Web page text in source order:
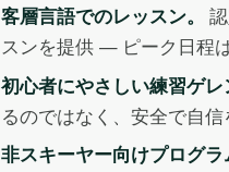
客層言語でのレッスン。
スンを提供 — ピーク日程
初心者にやさしい練習ゲレ
るのではなく、安全で自
非スキーヤー向けプログラ